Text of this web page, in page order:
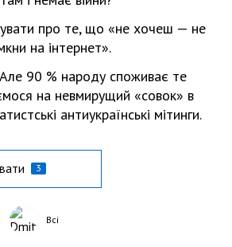
про те, що «не хочеш — не
на інтернет».
90 % народу споживає те
на невмирущий «совок» в
антиукраїнські мітинги.
3
Всі